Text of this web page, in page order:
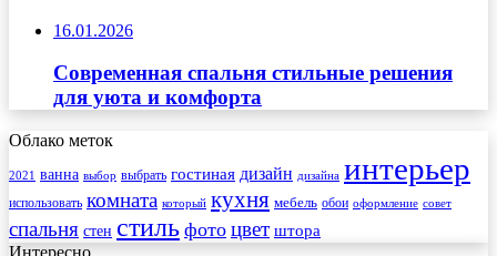
16.01.2026
Современная спальня стильные решения
для уюта и комфорта
Облако меток
2021 ванна выбор выбрать гостиная дизайн дизайна интерьер
использовать комната который кухня мебель обои оформление совет
спальня стен стиль фото цвет штора
Интересно